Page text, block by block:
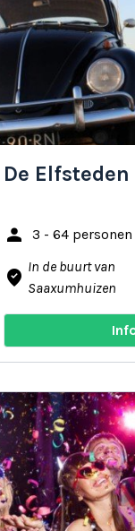
De
person 3 - 64 personen
where_to_vote In de buurt van
Saaxumhuizen